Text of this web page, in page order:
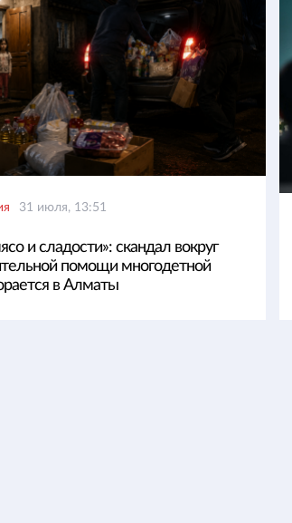
31 июля, 13:51
и сладости»: скандал вокруг
помощи многодетной
в Алматы